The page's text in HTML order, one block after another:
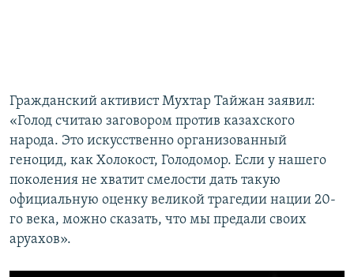
Гражданский активист Мухтар Тайжан заявил:
«Голод считаю заговором против казахского
народа. Это искусственно организованный
геноцид, как Холокост, Голодомор. Если у нашего
поколения не хватит смелости дать такую
официальную оценку великой трагедии нации 20-
го века, можно сказать, что мы предали своих
аруахов».